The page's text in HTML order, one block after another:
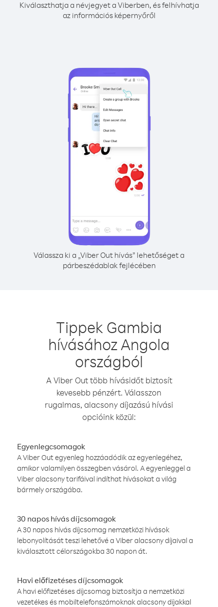
Kiválaszthatja a névjegyet a Viberben, és felhívhatja
az információs képernyőről
Válassza ki a „Viber Out hívás” lehetőséget a
párbeszédablak fejlécében
Tippek Gambia
hívásához Angola
országból
A Viber Out több hívásidőt biztosít
kevesebb pénzért. Válasszon
rugalmas, alacsony díjazású hívási
opcióink közül:
Egyenlegcsomagok
A Viber Out egyenleg hozzáadódik az egyenlegéhez,
amikor valamilyen összegben vásárol. A egyenleggel a
Viber alacsony tarifáival indíthat hívásokat a világ
bármely országába.
30 napos hívás díjcsomagok
A 30 napos hívás díjcsomag nemzetközi hívások
lebonyolítását teszi lehetővé a Viber alacsony díjaival a
kiválasztott célországokba 30 napon át.
Havi előfizetéses díjcsomagok
A havi előfizetéses díjcsomag biztosítja a nemzetközi
vezetékes és mobiltelefonszámoknak alacsony díjakkal